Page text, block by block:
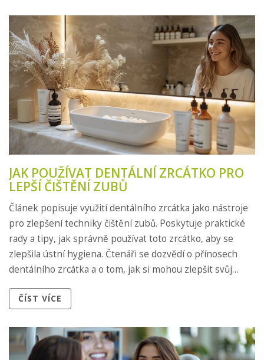
JAK POUŽÍVAT DENTÁLNÍ ZRCÁTKO PRO
LEPŠÍ ČIŠTĚNÍ ZUBŮ
Článek popisuje využití dentálního zrcátka jako nástroje
pro zlepšení techniky čištění zubů. Poskytuje praktické
rady a tipy, jak správně používat toto zrcátko, aby se
zlepšila ústní hygiena. Čtenáři se dozvědí o přínosech
dentálního zrcátka a o tom, jak si mohou zlepšit svůj
ČÍST VÍCE